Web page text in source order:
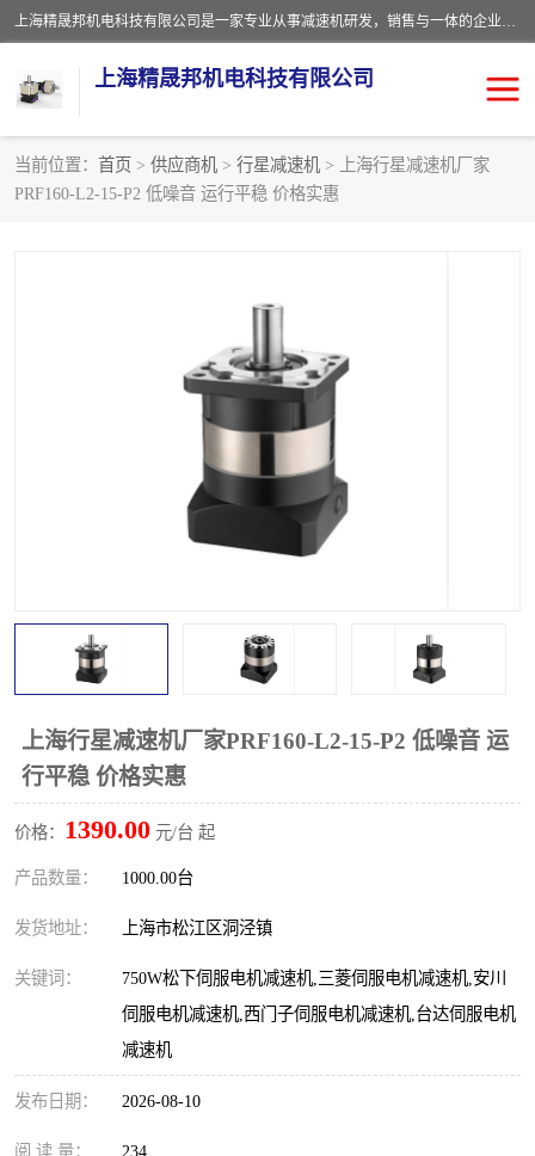
上海精晟邦机电科技有限公司是一家专业从事减速机研发，销售与一体的企业。公司拥有资深技术人员和技术团队服务人才，致力于为广大客户提供专业，细致的产品服务。主营产品有：中型减速电机，微型调速电机，精密行星减速机，蜗轮蜗杆减速机，RFKS四大系列减速机，SKM双曲面齿轮减速机，齿轮减速电机，行星减速机，防爆电机，变频器等系列；产品广泛用于汽车，船舶，能源，环保，包装，物流等领域，欢迎咨询。
上海精晟邦机电科技有限公司
当前位置： 首页 > 供应商机 > 行星减速机 > 上海行星减速机厂家
PRF160-L2-15-P2 低噪音 运行平稳 价格实惠
上海行星减速机厂家PRF160-L2-15-P2 低噪音 运
行平稳 价格实惠
价格： 1390.00 元/台 起
产品数量： 1000.00台
发货地址： 上海市松江区洞泾镇
关键词：
750W松下伺服电机减速机,三菱伺服电机减速机,安川
伺服电机减速机,西门子伺服电机减速机,台达伺服电机
减速机
发布日期： 2026-08-10
阅 读 量： 234
减速电机 NMRV蜗轮蜗杆减速机
精晟邦微型齿轮减速电机
晟邦电机
东元电机